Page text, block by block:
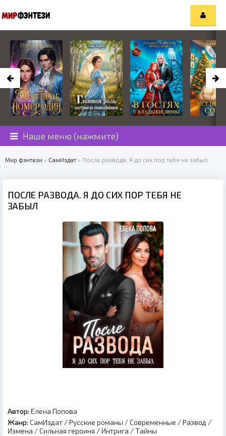
Наше меню (нажмите)
Мир фэнтези » СамИздат » После развода. Я до сих пор тебя не забыл
ПОСЛЕ РАЗВОДА. Я ДО СИХ ПОР ТЕБЯ НЕ
ЗАБЫЛ
Автор: Елена Попова
Жанр: СамИздат / Русские романы / Современные / Развод /
Измена / Сильная героиня / Интрига /Тайны